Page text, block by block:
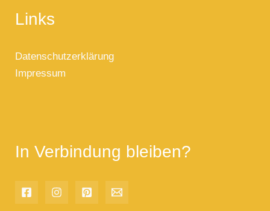
Links
Datenschutzerklärung
Impressum
In Verbindung bleiben?